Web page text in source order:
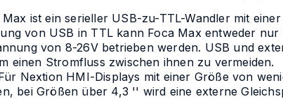
ist ein serieller USB-zu-TTL-Wandler mit
von USB in TTL kann Foca Max entweder
von 8-26V betrieben werden. USB und
einen Stromfluss zwischen ihnen zu vermeiden.
Nextion HMI-Displays mit einer Größe von
bei Größen über 4,3 '' wird eine externe